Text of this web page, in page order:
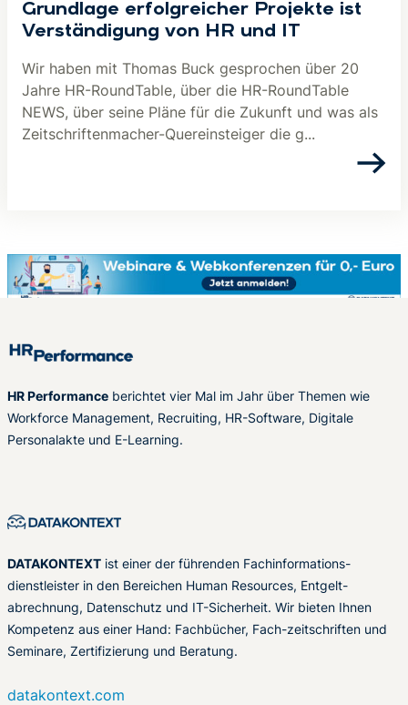
Grundlage erfolgreicher Projekte ist
Verständigung von HR und IT
Wir haben mit Thomas Buck gesprochen über 20
Jahre HR-RoundTable, über die HR-RoundTable
NEWS, über seine Pläne für die Zukunft und was als
Zeitschriftenmacher-Quereinsteiger die g...
HR Performance berichtet vier Mal im Jahr über Themen wie
Workforce Management, Recruiting, HR-Software, Digitale
Personalakte und E-Learning.
DATAKONTEXT ist einer der führenden Fachinformations-
dienstleister in den Bereichen Human Resources, Entgelt-
abrechnung, Datenschutz und IT-Sicherheit. Wir bieten Ihnen
Kompetenz aus einer Hand: Fachbücher, Fach-zeitschriften und
Seminare, Zertifizierung und Beratung.
datakontext.com